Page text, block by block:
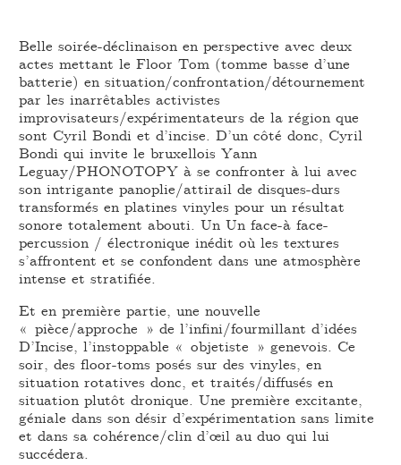
Belle soirée-déclinaison en perspective avec deux
actes mettant le Floor Tom (tomme basse d’une
batterie) en situation/confrontation/détournement
par les inarrêtables activistes
improvisateurs/expérimentateurs de la région que
sont Cyril Bondi et d’incise. D’un côté donc, Cyril
Bondi qui invite le bruxellois Yann
Leguay/PHONOTOPY à se confronter à lui avec
son intrigante panoplie/attirail de disques-durs
transformés en platines vinyles pour un résultat
sonore totalement abouti. Un Un face-à face-
percussion / électronique inédit où les textures
s’affrontent et se confondent dans une atmosphère
intense et stratifiée.
Et en première partie, une nouvelle
« pièce/approche » de l’infini/fourmillant d’idées
D’Incise, l’instoppable « objetiste » genevois. Ce
soir, des floor-toms posés sur des vinyles, en
situation rotatives donc, et traités/diffusés en
situation plutôt dronique. Une première excitante,
géniale dans son désir d’expérimentation sans limite
et dans sa cohérence/clin d’œil au duo qui lui
succédera.